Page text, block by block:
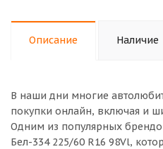
Описание Наличие
В наши дни многие
покупки онлайн, включая и
Одним из популярных
Бел-334 225/60 R16 98Vl,